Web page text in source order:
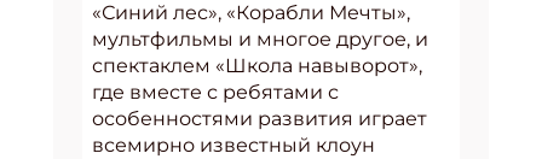
«Синий лес», «Корабли Мечты»,
мультфильмы и многое другое, и
спектаклем «Школа навыворот»,
где вместе с ребятами с
особенностями развития играет
всемирно известный клоун